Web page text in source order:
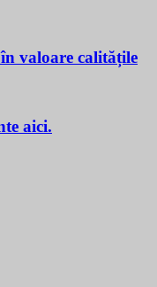
valoare calitățile
aici.